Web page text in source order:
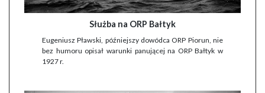
Służba na ORP Bałtyk
Eugeniusz Pławski, późniejszy dowódca ORP Piorun, nie
bez humoru opisał warunki panującej na ORP Bałtyk w
1927 r.